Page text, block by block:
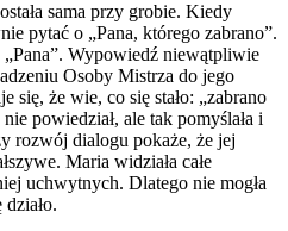
sama przy grobie. Kiedy
pytać o „Pana, którego zabrano”.
„Pana”. Wypowiedź niewątpliwie
Osoby Mistrza do jego
się, że wie, co się stało: „zabrano
powiedział, ale tak pomyślała i
rozwój dialogu pokaże, że jej
Maria widziała całe
uchwytnych. Dlatego nie mogła